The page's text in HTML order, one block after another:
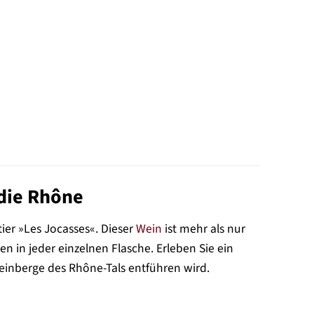
Rhône
»Les Jocasses«. DieserWein ist mehr als nur
in jeder einzelnen Flasche. Erleben Sie ein
des Rhône-Tals entführen wird.